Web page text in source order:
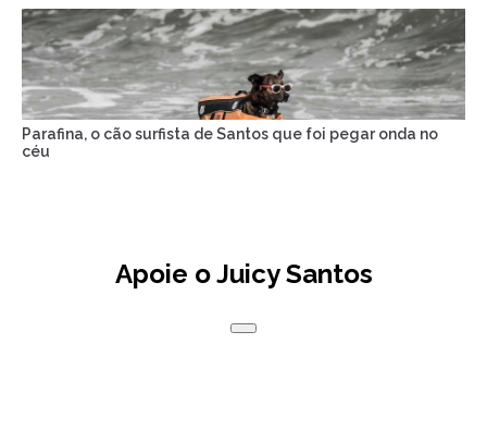
Parafina, o cão surfista de Santos que foi pegar onda no
céu
Apoie o Juicy Santos